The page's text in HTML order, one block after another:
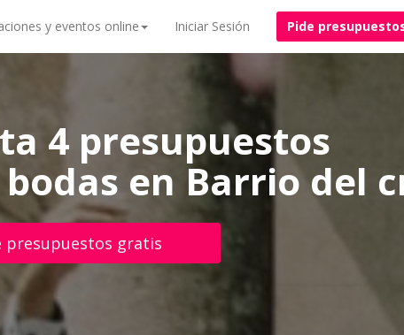
y eventos online Iniciar Sesión Pide
4 presupuestos
en Barrio del
presupuestos gratis